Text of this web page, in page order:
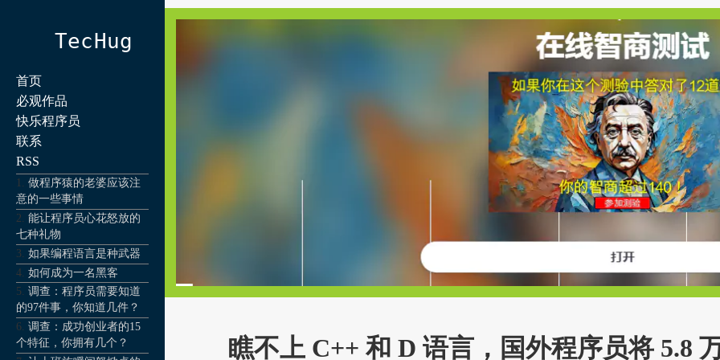
TecHug
首页
必观作品
快乐程序员
联系
RSS
做程序猿的老婆应该注
意的一些事情
能让程序员心花怒放的
七种礼物
如果编程语言是种武器
如何成为一名黑客
调查：程序员需要知道
的97件事，你知道几件？
调查：成功创业者的15
个特征，你拥有几个？
瞧不上 C++ 和 D 语言，国外程序员将 5.8